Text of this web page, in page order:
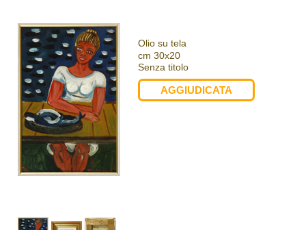
Olio su tela
cm 30x20
Senza titolo
AGGIUDICATA